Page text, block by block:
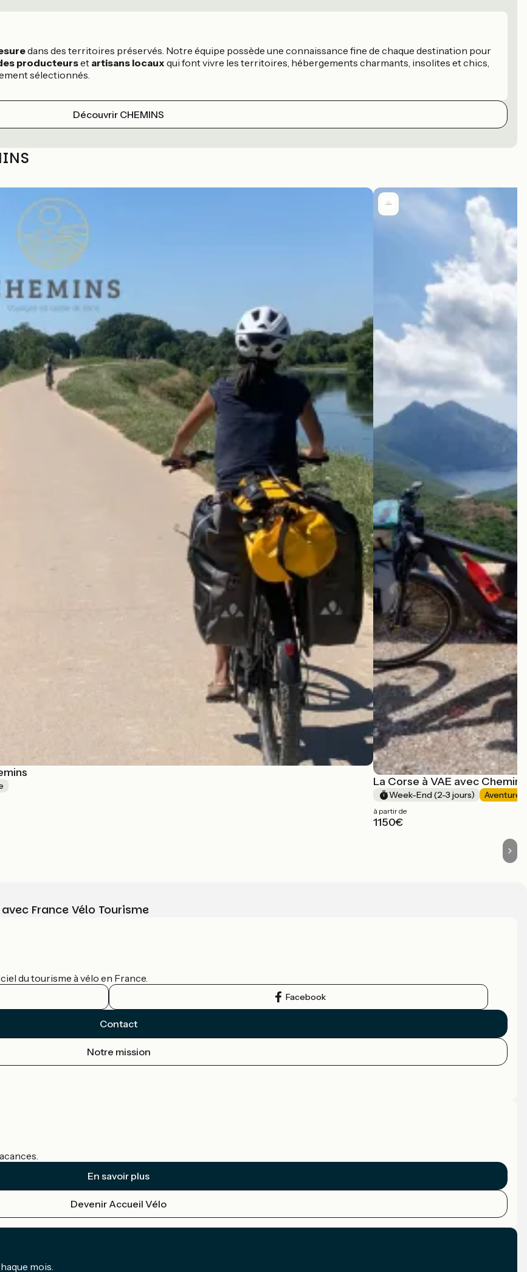
dans des territoires préservés. Notre équipe possède une connaissance fine de chaque destination pour
producteurset artisans locaux qui font vivre les territoires, hébergements charmants, insolites et chics,
sélectionnés.
Découvrir CHEMINS
La Corse à VAE avec Chemins
Week-End (2-3 jours) Aventure
à partir de
1150€
France Vélo Tourisme
du tourisme à vélo en France.
Facebook
Contact
Notre mission
En savoir plus
Devenir Accueil Vélo
mois.